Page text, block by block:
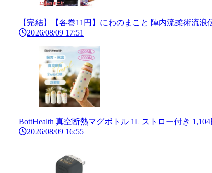
【完結】【各巻11円】にわのまこと 陣内流柔術流浪
2026/08/09 17:51
BottHealth 真空断熱マグボトル 1L ストロー付き 1,104
2026/08/09 16:55